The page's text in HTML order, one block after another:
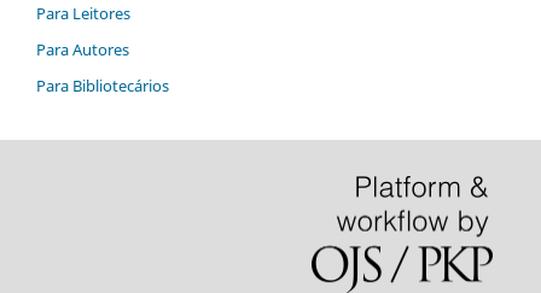
Para Leitores
Para Autores
Para Bibliotecários